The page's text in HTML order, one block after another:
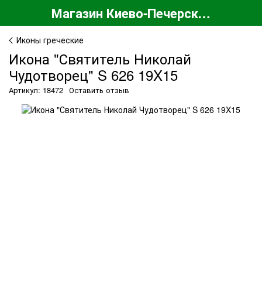
Магазин Киево-Печерской Лавры
Иконы греческие
Икона "Святитель Николай
Чудотворец" S 626 19X15
Артикул: 18472 Оставить отзыв